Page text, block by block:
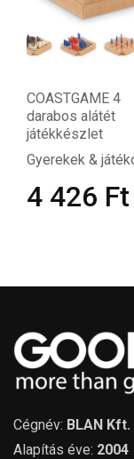
COASTGAME 4
darabos alátét
játékkészlet
Gyerekek &
4 426 Ft
Cégnév: BLAN Kft.
Alapítás éve: 2004